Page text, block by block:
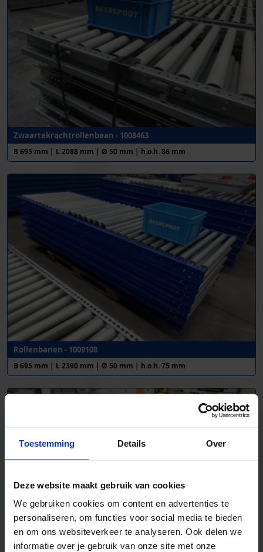
Toestemming Details Over
Deze website maakt gebruik van cookies
We gebruiken cookies om content en advertenties te
personaliseren, om functies voor social media te bieden
en om ons websiteverkeer te analyseren. Ook delen we
informatie over je gebruik van onze site met onze
Zwaartekrachtrollenbaan - 1008463
B 695 mm | L 2088 mm | Ø 50 mm | h.o.h. 86 mm
Rollenbanen - 1009108
B 695 mm | L 2390 mm | Ø 50 mm | h.o.h. 75 mm